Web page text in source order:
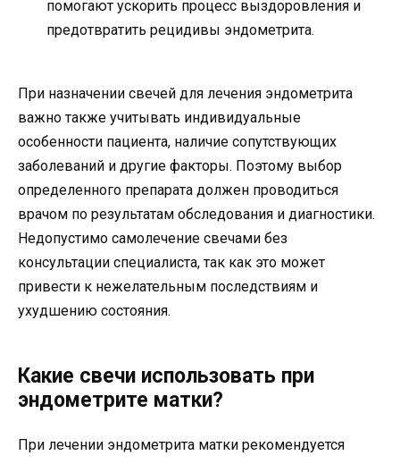
помогают ускорить процесс выздоровления и
предотвратить рецидивы эндометрита.
При назначении свечей для лечения эндометрита
важно также учитывать индивидуальные
особенности пациента, наличие сопутствующих
заболеваний и другие факторы. Поэтому выбор
определенного препарата должен проводиться
врачом по результатам обследования и диагностики.
Недопустимо самолечение свечами без
консультации специалиста, так как это может
привести к нежелательным последствиям и
ухудшению состояния.
Какие свечи использовать при
эндометрите матки?
При лечении эндометрита матки рекомендуется